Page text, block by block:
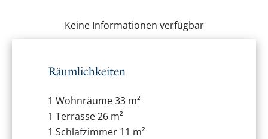
Keine Informationen verfügbar
Räumlichkeiten
1 Wohnräume33 m²
1 Terrasse26 m²
1 Schlafzimmer 11 m²